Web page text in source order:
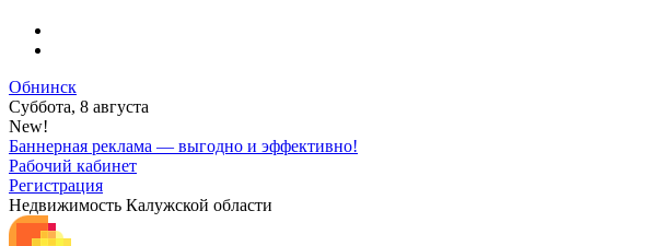
Обнинск
Суббота, 8 августа
New!
Баннерная реклама — выгодно и эффективно!
Рабочий кабинет
Регистрация
Недвижимость Калужской области